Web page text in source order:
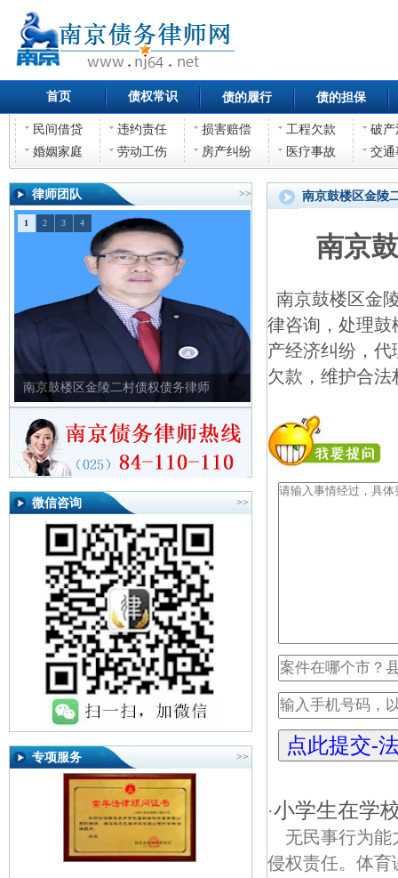
首页 债权常识 债的履行 债的担保
民间借贷 违约责任 损害赔偿 工程欠款
破产
婚姻家庭
劳动工伤 房产纠纷 医疗事故 交通
律师团队 >>
南京鼓楼区金陵二村债权债务律师
1 2 3 4
微信咨询 >>
专项服务 >>
南京鼓楼区金陵
南京
南京鼓楼区金
律咨询，处理鼓
产经济纠纷，
欠款，维护合法
·小学生在学
无民事行为
侵权责任。体育